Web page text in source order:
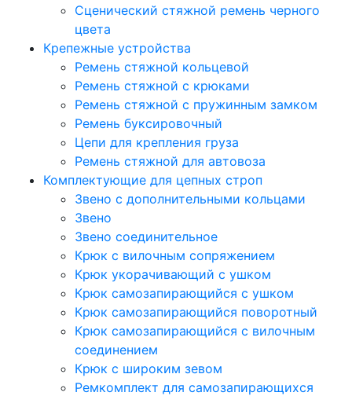
Сценический стяжной ремень черного
цвета
Крепежные устройства
Ремень стяжной кольцевой
Ремень стяжной с крюками
Ремень стяжной с пружинным замком
Ремень буксировочный
Цепи для крепления груза
Ремень стяжной для автовоза
Комплектующие для цепных строп
Звено с дополнительными кольцами
Звено
Звено соединительное
Крюк с вилочным сопряжением
Крюк укорачивающий с ушком
Крюк самозапирающийся с ушком
Крюк самозапирающийся поворотный
Крюк самозапирающийся с вилочным
соединением
Крюк с широким зевом
Ремкомплект для самозапирающихся